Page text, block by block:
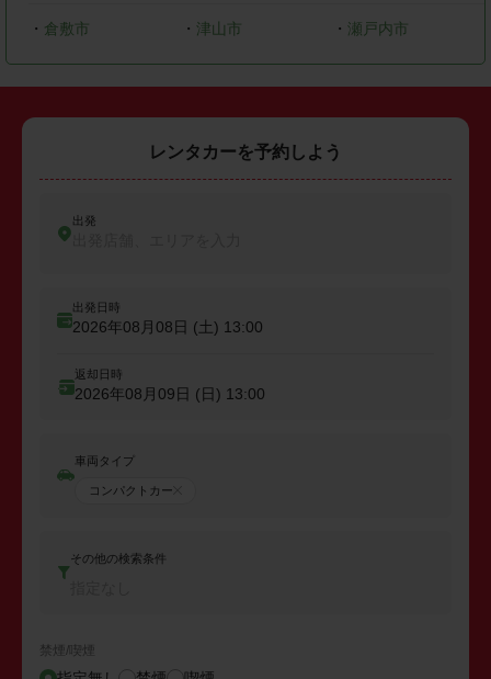
・ 倉敷市 ・ 津山市 ・瀬戸内市
レンタカーを予約しよう
出発
出発日時
2026年08月08日 (土) 13:00
返却日時
2026年08月09日 (日) 13:00
車両タイプ
コンパクトカー
その他の検索条件
禁煙/喫煙